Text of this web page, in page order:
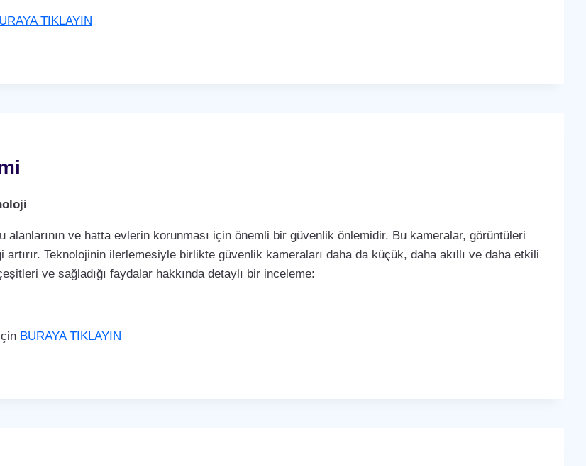
TIKLAYIN
ve hatta evlerin korunması için önemli bir güvenlik önlemidir. Bu kameralar, görüntüleri
Teknolojinin ilerlemesiyle birlikte güvenlik kameraları daha da küçük, daha akıllı ve daha etkili
ve sağladığı faydalar hakkında detaylı bir inceleme:
BURAYA TIKLAYIN